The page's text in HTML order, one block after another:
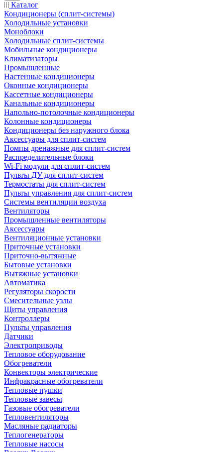
Каталог
Кондиционеры (сплит-системы)
Холодильные установки
Моноблоки
Холодильные сплит-системы
Мобильные кондиционеры
Климатизаторы
Промышленные
Настенные кондиционеры
Оконные кондиционеры
Кассетные кондиционеры
Канальные кондиционеры
Напольно-потолочные кондиционеры
Колонные кондиционеры
Кондиционеры без наружного блока
Аксессуары для сплит-систем
Помпы дренажные для сплит-систем
Распределительные блоки
Wi-Fi модули для сплит-систем
Пульты ДУ для сплит-систем
Термостаты для сплит-систем
Пульты управления для сплит-систем
Системы вентиляции воздуха
Вентиляторы
Промышленные вентиляторы
Аксессуары
Вентиляционные установки
Приточные установки
Приточно-вытяжные
Бытовые установки
Вытяжные установки
Автоматика
Регуляторы скорости
Смесительные узлы
Щиты управления
Контроллеры
Пульты управления
Датчики
Электроприводы
Тепловое оборудование
Обогреватели
Конвекторы электрические
Инфракрасные обогреватели
Тепловые пушки
Тепловые завесы
Газовые обогреватели
Тепловентиляторы
Масляные радиаторы
Теплогенераторы
Тепловые насосы